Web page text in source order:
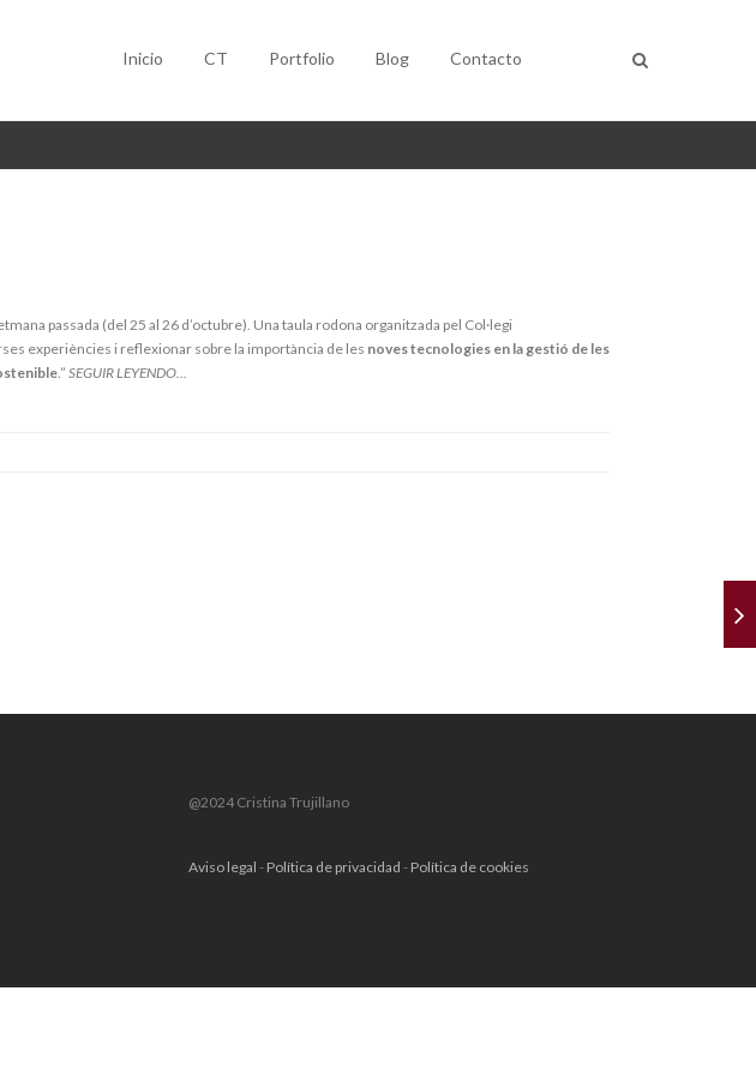
Inicio CT Portfolio Blog Contacto
passada (del 25 al 26 d’octubre). Una taula rodona organitzada pel Col·legi
experiències i reflexionar sobre la importància de les noves tecnologies en la gestió de les
.” SEGUIR LEYENDO…
@2024 Cristina Trujillano
Aviso legal - Política de privacidad - Política de cookies